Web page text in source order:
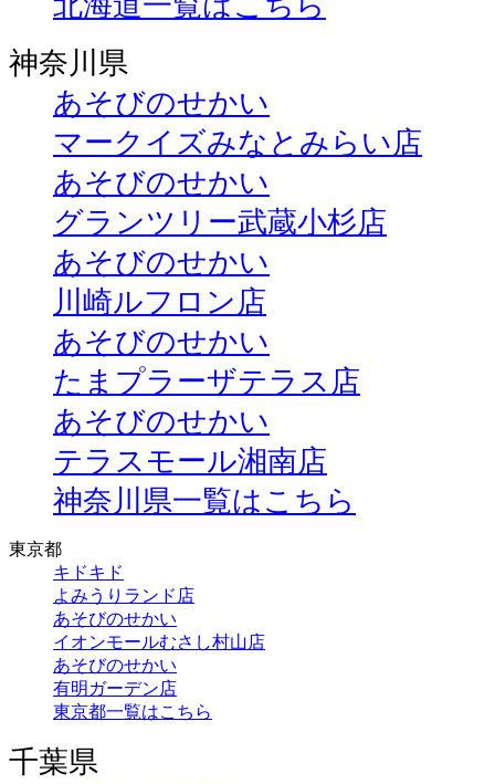
神奈川県
あそびのせかい
マークイズみなとみらい店
あそびのせかい
グランツリー武蔵小杉店
あそびのせかい
川崎ルフロン店
あそびのせかい
たまプラーザテラス店
あそびのせかい
テラスモール湘南店
神奈川県一覧はこちら
東京都
キドキド
よみうりランド店
あそびのせかい
イオンモールむさし村山店
あそびのせかい
有明ガーデン店
東京都一覧はこちら
千葉県